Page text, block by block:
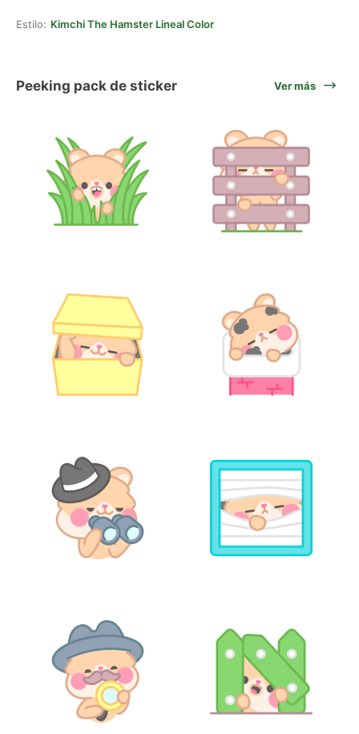
Estilo: Kimchi The Hamster Lineal Color
Peeking pack de sticker Ver más